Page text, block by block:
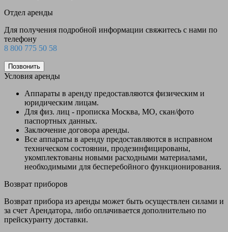
Отдел аренды
Для получения подробной информации свяжитесь с нами по
телефону
8 800 775 50 58
Позвонить
Условия аренды
Аппараты в аренду предоставляются физическим и
юридическим лицам.
Для физ. лиц - прописка Москва, МО, скан/фото
паспортных данных.
Заключение договора аренды.
Все аппараты в аренду предоставляются в исправном
техническом состоянии, продезинфицированы,
укомплектованы новыми расходными материалами,
необходимыми для бесперебойного функционирования.
Возврат приборов
Возврат прибора из аренды может быть осуществлен силами и
за счет Арендатора, либо оплачивается дополнительно по
прейскуранту доставки.